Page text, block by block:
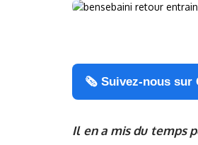
🗞️ Suivez-nous sur
Il en a mis du temps